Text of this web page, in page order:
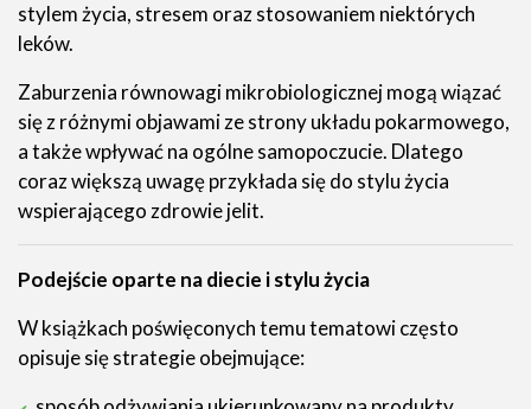
stylem życia, stresem oraz stosowaniem niektórych
leków.
Zaburzenia równowagi mikrobiologicznej mogą wiązać
się z różnymi objawami ze strony układu pokarmowego,
a także wpływać na ogólne samopoczucie. Dlatego
coraz większą uwagę przykłada się do stylu życia
wspierającego zdrowie jelit.
Podejście oparte na diecie i stylu życia
W książkach poświęconych temu tematowi często
opisuje się strategie obejmujące: